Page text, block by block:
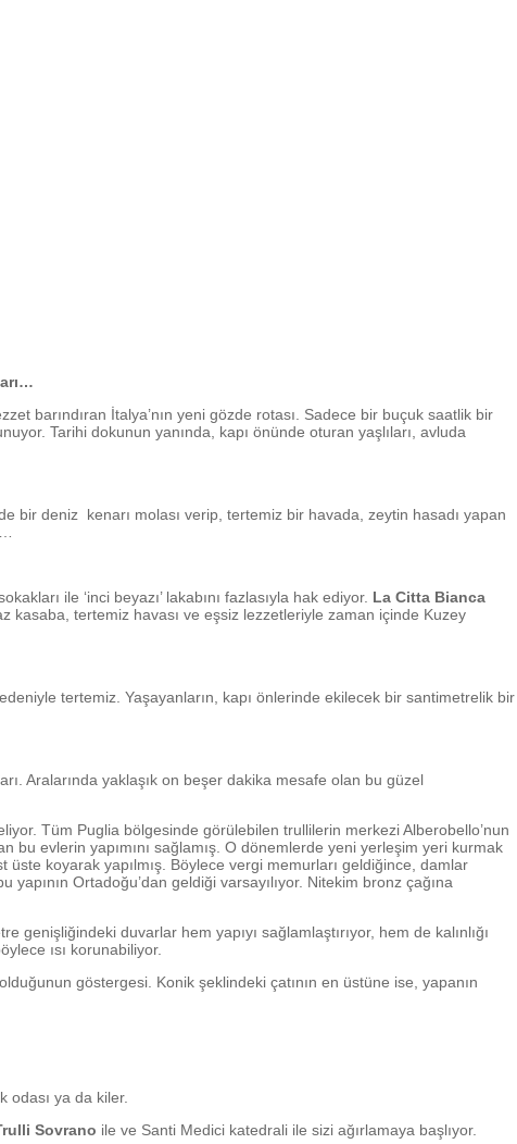
barındıran İtalya’nın yeni gözde rotası. Sadece bir buçuk saatlik bir
Tarihi dokunun yanında, kapı önünde oturan yaşlıları, avluda
bir deniz kenarı molası verip, tertemiz bir havada, zeytin hasadı yapan
ile ‘inci beyazı’ lakabını fazlasıyla hak ediyor. La Citta Bianca
kasaba, tertemiz havası ve eşsiz lezzetleriyle zaman içinde Kuzey
tertemiz. Yaşayanların, kapı önlerinde ekilecek bir santimetrelik bir
Aralarında yaklaşık on beşer dakika mesafe olan bu güzel
Tüm Puglia bölgesinde görülebilen trullilerin merkezi Alberobello’nun
bu evlerin yapımını sağlamış. O dönemlerde yeni yerleşim yeri kurmak
koyarak yapılmış. Böylece vergi memurları geldiğince, damlar
Ortadoğu’dan geldiği varsayılıyor. Nitekim bronz çağına
genişliğindeki duvarlar hem yapıyı sağlamlaştırıyor, hem de kalınlığı
ısı korunabiliyor.
göstergesi. Konik şeklindeki çatının en üstüne ise, yapanın
odası ya da kiler.
Sovrano ile ve Santi Medici katedrali ile sizi ağırlamaya başlıyor.